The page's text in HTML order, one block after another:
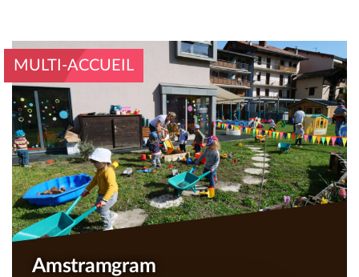
ÉDUCATIF
EN LIGNE
IMPORTANTES
MULTI-ACCUEIL
Amstramgram